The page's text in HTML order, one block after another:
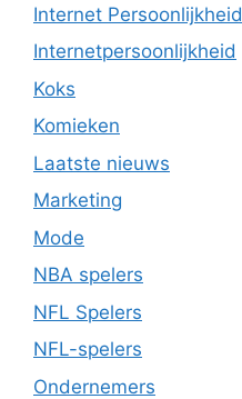
Internet Persoonlijkheid
Internetpersoonlijkheid
Koks
Komieken
Laatste nieuws
Marketing
Mode
NBA spelers
NFL Spelers
NFL-spelers
Ondernemers